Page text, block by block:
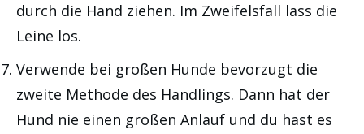
durch die Hand ziehen. Im Zweifelsfall lass die
Leine los.
Verwende bei großen Hunde bevorzugt die
zweite Methode des Handlings. Dann hat der
Hund nie einen großen Anlauf und du hast es